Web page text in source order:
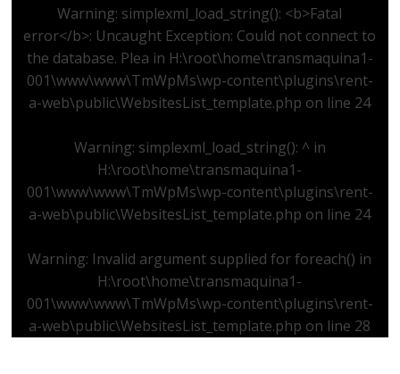
Warning: simplexml_load_string(): <b>Fatal
error</b>: Uncaught Exception: Could not connect to
the database. Plea in H:\root\home\transmaquina1-
001\www\www\TmWpMs\wp-content\plugins\rent-
a-web\public\WebsitesList_template.php on line 24
Warning: simplexml_load_string(): ^ in
H:\root\home\transmaquina1-
001\www\www\TmWpMs\wp-content\plugins\rent-
a-web\public\WebsitesList_template.php on line 24
Warning: Invalid argument supplied for foreach() in
H:\root\home\transmaquina1-
001\www\www\TmWpMs\wp-content\plugins\rent-
a-web\public\WebsitesList_template.php on line 28